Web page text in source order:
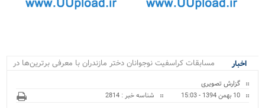
اخبار
مسابقات کراسفیت نوجوانان دختر مازندران با معرفی برترین‌ها در
گزارش تصویری
10 بهمن 1394 - 15:03
شناسه خبر : 2814